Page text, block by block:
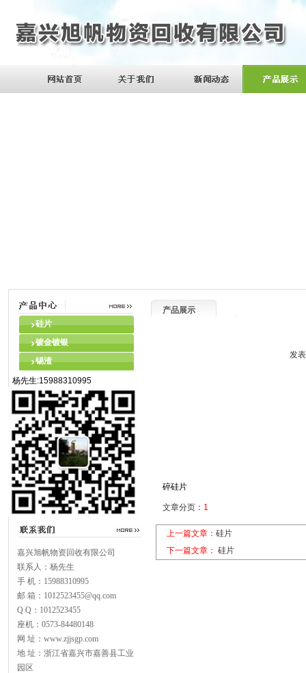
硅片
镀金镀银
锡渣
杨先生:15988310995
嘉兴旭帆物资回收有限公司
联系人：杨先生
手 机：15988310995
邮 箱：1012523455@qq.com
Q Q：1012523455
座机：0573-84480148
网 址：www.zjjsgp.com
地 址：浙江省嘉兴市嘉善县工业
园区
产品展示
发
碎硅片
文章分页： 1
上一篇文章： 硅片
下一篇文章： 硅片